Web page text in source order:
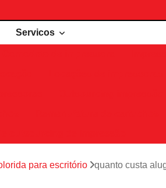
Servicos
para escritório quanto custa